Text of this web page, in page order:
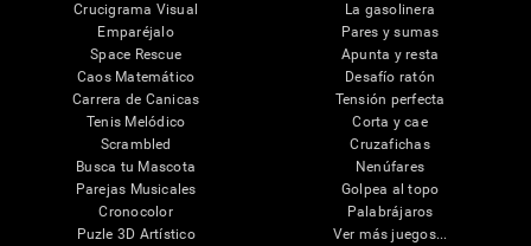
Crucigrama Visual
Emparéjalo
Space Rescue
Caos Matemático
Carrera de Canicas
Tenis Melódico
Scrambled
Busca tu Mascota
Parejas Musicales
Cronocolor
Puzle 3D Artístico
La gasolinera
Pares y sumas
Apunta y resta
Desafío ratón
Tensión perfecta
Corta y cae
Cruzafichas
Nenúfares
Golpea al topo
Palabrájaros
Ver más juegos...